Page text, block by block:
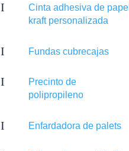
I
Cinta adhesiva de papel
kraft personalizada
I Fundas cubrecajas
I
Precinto de
polipropileno
I Enfardadora de palets